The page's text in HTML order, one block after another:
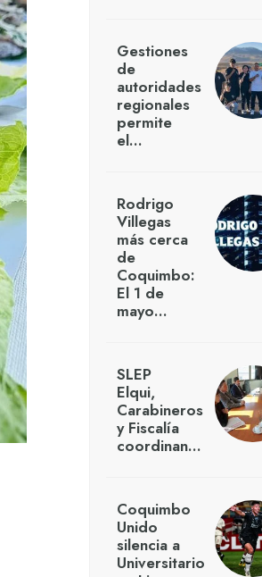
Gestiones
de
autoridades
regionales
permite
el…
Rodrigo
Villegas
más cerca
de
Coquimbo:
El 1 de
mayo…
SLEP
Elqui,
Carabineros
y Fiscalía
coordinan…
Coquimbo
Unido
silencia a
Universitario